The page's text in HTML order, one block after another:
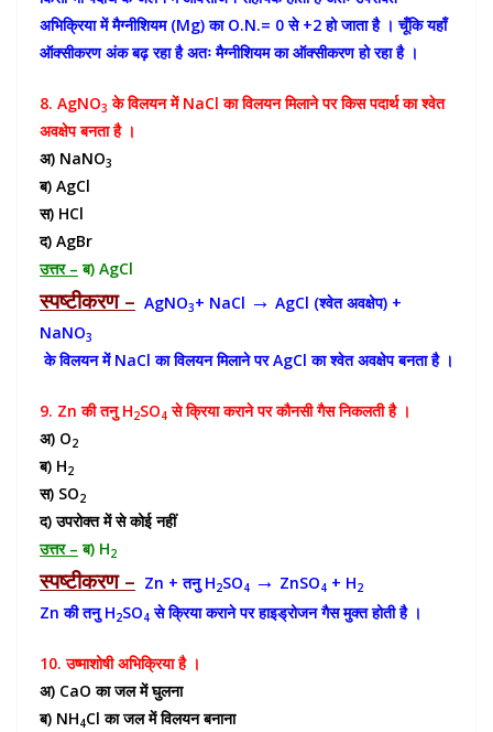
अभिक्रिया में मैग्नीशियम (Mg) का O.N.= 0 से +2 हो जाता है । चूँकि यहाँ
ऑक्सीकरण अंक बढ़ रहा है अतः मैग्नीशियम का ऑक्सीकरण हो रहा है ।
8. AgNO3 के विलयन में NaCl का विलयन मिलाने पर किस पदार्थ का श्वेत
अवक्षेप बनता है ।
अ) NaNO3
ब) AgCl
स) HCl
द) AgBr
उत्तर – ब) AgCl
स्पष्टीकरण – AgNO3+ NaCl → AgCl (श्वेत अवक्षेप) +
NaNO3
के विलयन में NaCl का विलयन मिलाने पर AgCl का श्वेत अवक्षेप बनता है ।
9. Zn की तनु H2SO4 से क्रिया कराने पर कौनसी गैस निकलती है ।
अ) O2
ब) H2
स) SO2
द) उपरोक्त में से कोई नहीं
उत्तर – ब) H2
स्पष्टीकरण – Zn + तनु H2SO4 → ZnSO4 + H2
Zn की तनु H2SO4 से क्रिया कराने पर हाइड्रोजन गैस मुक्त होती है ।
10. उष्माशोषी अभिक्रिया है ।
अ) CaO का जल में घुलना
ब) NH4Cl का जल में विलयन बनाना